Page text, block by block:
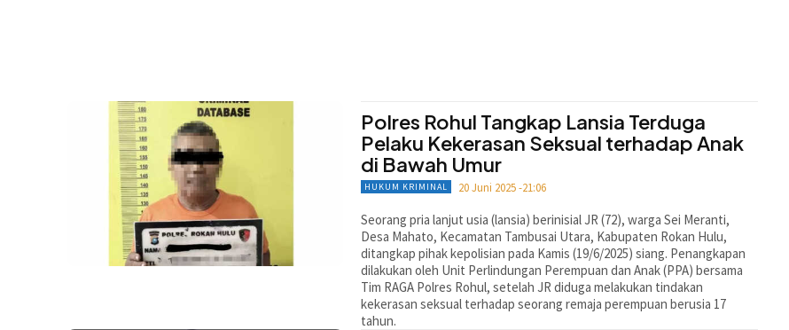
Polres Rohul Tangkap Lansia Terduga
Pelaku Kekerasan Seksual terhadap Anak
di Bawah Umur
HUKUM KRIMINAL 20 Juni 2025 -21:06
Seorang pria lanjut usia (lansia) berinisial JR (72), warga Sei Meranti,
Desa Mahato, Kecamatan Tambusai Utara, Kabupaten Rokan Hulu,
ditangkap pihak kepolisian pada Kamis (19/6/2025) siang. Penangkapan
dilakukan oleh Unit Perlindungan Perempuan dan Anak (PPA) bersama
Tim RAGA Polres Rohul, setelah JR diduga melakukan tindakan
kekerasan seksual terhadap seorang remaja perempuan berusia 17
tahun.